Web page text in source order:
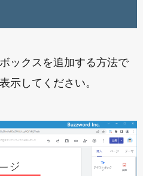
ックスを追加する方法で
示してください。